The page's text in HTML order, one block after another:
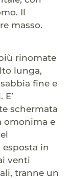
Il
masso.
rinomate
lunga,
fine e
E’
schermata
omonima e
esposta in
venti
tranne un